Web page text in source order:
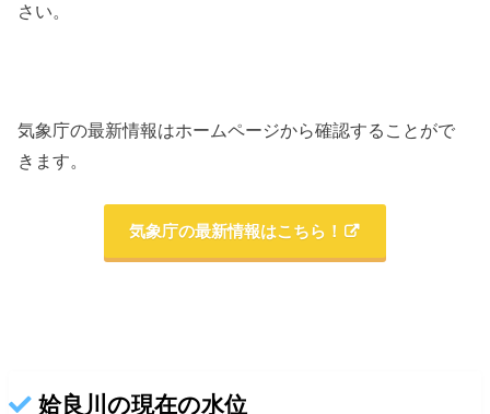
さい。
気象庁の最新情報はホームページから確認することがで
きます。
気象庁の最新情報はこちら！
姶良川の現在の水位